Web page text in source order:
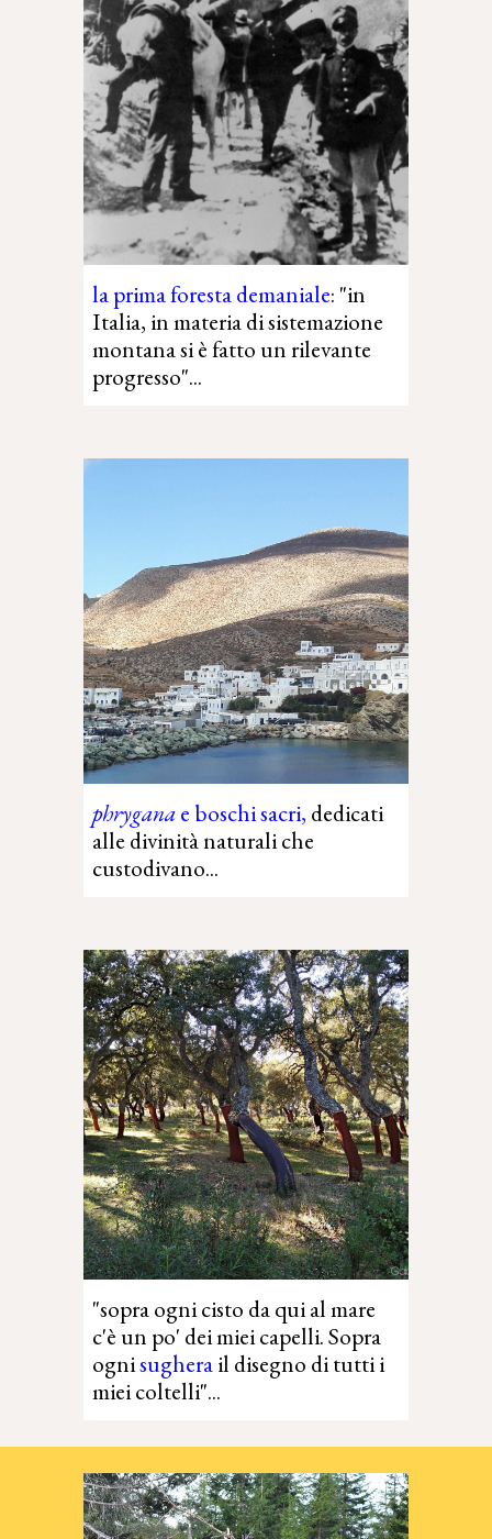
la prima foresta demaniale: "in
Italia, in materia di sistemazione
montana si è fatto un rilevante
progresso"...
phryganae boschi sacri, dedicati
alle divinità naturali che
custodivano...
"sopra ogni cisto da qui al mare
c'è un po' dei miei capelli.Sopra
ognisugherail disegno di tutti i
miei coltelli"...